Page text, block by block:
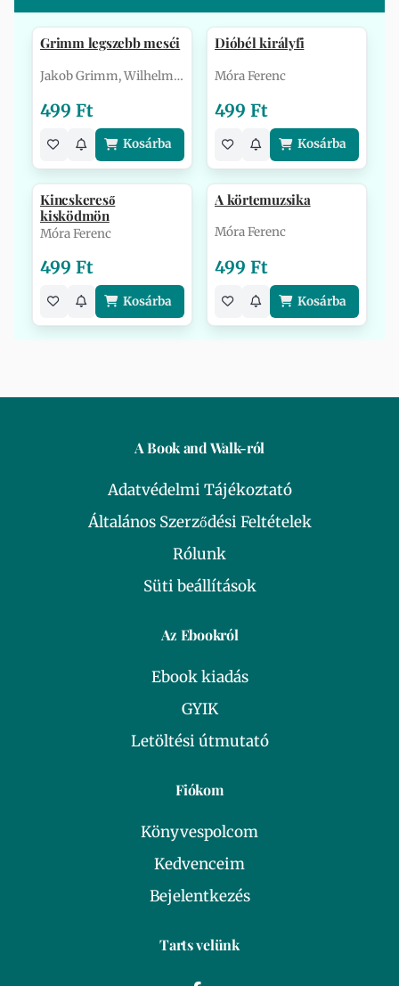
Grimm legszebb meséi
Jakob Grimm, Wilhelm Grimm
499 Ft
Kosárba
Dióbél királyfi
Móra Ferenc
499 Ft
Kosárba
Kincskereső
kisködmön
Móra Ferenc
499 Ft
Kosárba
A körtemuzsika
Móra Ferenc
499 Ft
Kosárba
A Book and Walk-ról
Adatvédelmi Tájékoztató
Általános Szerződési Feltételek
Rólunk
Süti beállítások
Az Ebookról
Ebook kiadás
GYIK
Letöltési útmutató
Fiókom
Könyvespolcom
Kedvenceim
Bejelentkezés
Tarts velünk